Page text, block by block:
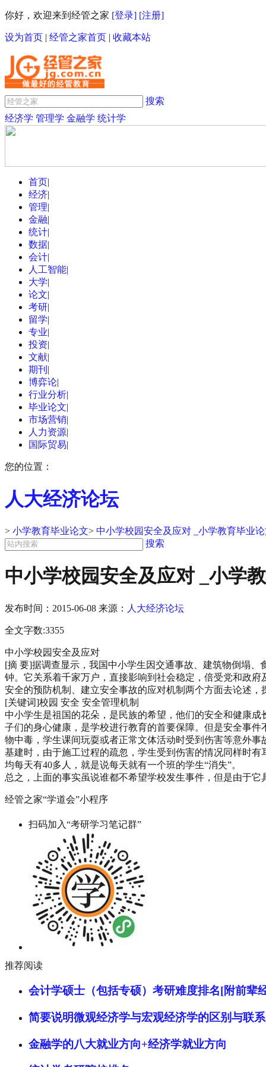
你好，欢迎来到经管之家 [登录] [注册]
设为首页 | 经管之家首页 | 收藏本站
搜索
经济学 管理学 金融学 统计学
首页|
经济|
管理|
金融|
统计|
数据|
会计|
人工智能|
大学|
论文|
考研|
留学|
专业|
投资|
文献|
期刊 |
博弈论|
行业分析|
毕业论文|
市场营销|
人力资源|
国际贸易|
您的位置：
人大经济论坛
> 小学教育毕业论文> 中小学校园安全及应对 _小学教育毕业
搜索
中小学校园安全及应对 _小学
发布时间： 2015-06-08 来源： 人大经济论坛
全文字数:3355
中小学校园安全及应对
[摘 要]据调查显示，我国中小学生因交通事故、建筑物倒塌
钟。它关系着千家万户，直接影响到社会稳定，倍受党和政
安全的预防机制、建立安全事故的应对机制两个方面去论述
[关键词]校园 安全 安全管理机制
中小学生是祖国的花朵，是民族的希望，他们的安全和健康
子们的身心健康，是学校进行教育的首要保障。但是安全事
物中毒，学生课间玩耍或者正常文体活动时受到伤害等意外
基建时，由于施工过程的疏忽，学生受到伤害的情况同样时
均每天有40多人，就是说每天就有一个班的学生“消失”。
总之，上面的事实虽说谁都不希望学校发生事件，但是由于
经管之家“学道会”小程序
扫码加入“考研学习笔记群”
推荐阅读
会计学硕士（包括专硕）考研难度排名[附前辈
简要说明微观经济学与宏观经济学的区别与联系
金融学的八大就业方向+经济学就业方向